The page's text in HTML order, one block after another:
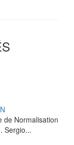
de Normalisation
Sergio...